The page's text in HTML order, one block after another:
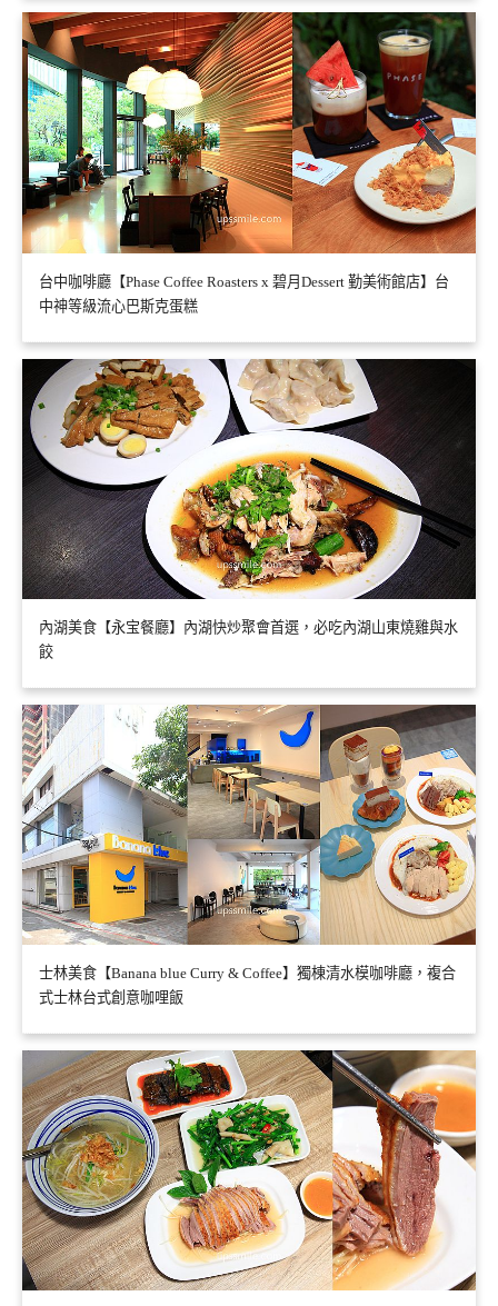
台中咖啡廳【Phase Coffee Roasters x 碧月Dessert 勤美術館店】台
中神等級流心巴斯克蛋糕
內湖美食【永宝餐廳】內湖快炒聚會首選，必吃內湖山東燒雞與水
餃
士林美食【Banana blue Curry & Coffee】獨棟清水模咖啡廳，複合
式士林台式創意咖哩飯